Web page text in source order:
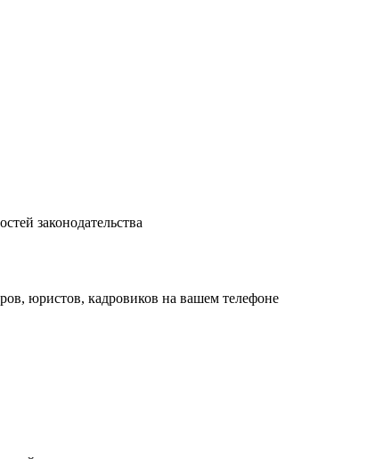
законодательства
юристов, кадровиков на вашем телефоне